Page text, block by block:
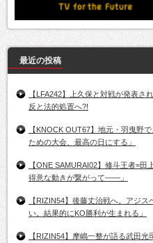
最近の投稿
【LFA242】上久保と対戦が発表さ
反と法的処置へ?!
【KNOCK OUT67】地元・羽曳野
ための大会、最高の日にする」
【ONE SAMURAI02】修斗王者=
得意な動きが繋がって――」
【RIZIN54】後藤丈治戦へ。アジ
い。結果的にKO勝利が生まれる」
【RIZIN54】摩嶋一整が語る武田